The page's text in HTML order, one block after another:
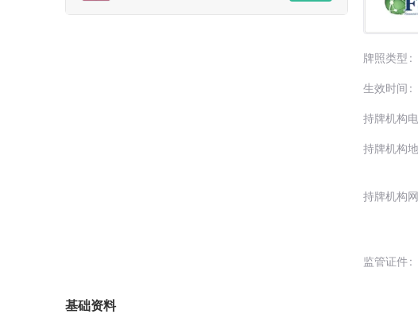
牌照类型
生效时间
持牌机构
持牌机构
持牌机构
监管证件
基础资料